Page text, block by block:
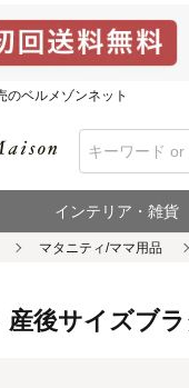
のベルメゾンネット
インテリア・雑貨
産後サイズブ